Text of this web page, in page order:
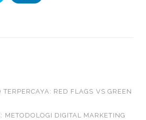
RED FLAGS VS GREEN
METODOLOGI DIGITAL MARKETING